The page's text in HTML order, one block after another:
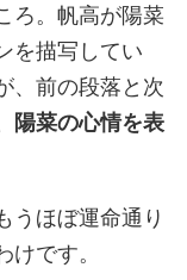
ろ。帆高が陽菜
を描写してい
、前の段落と次
陽菜の心情を表
うほぼ運命通り
です。